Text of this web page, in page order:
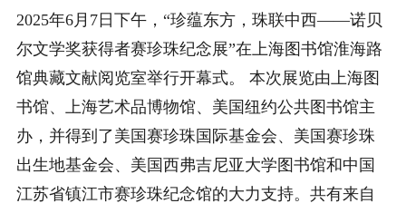
2025年6月7日下午，“珍蕴东方，珠联中西——诺贝
尔文学奖获得者赛珍珠纪念展”在上海图书馆淮海路
馆典藏文献阅览室举行开幕式。 本次展览由上海图
书馆、上海艺术品博物馆、美国纽约公共图书馆主
办，并得到了美国赛珍珠国际基金会、美国赛珍珠
出生地基金会、美国西弗吉尼亚大学图书馆和中国
江苏省镇江市赛珍珠纪念馆的大力支持。共有来自